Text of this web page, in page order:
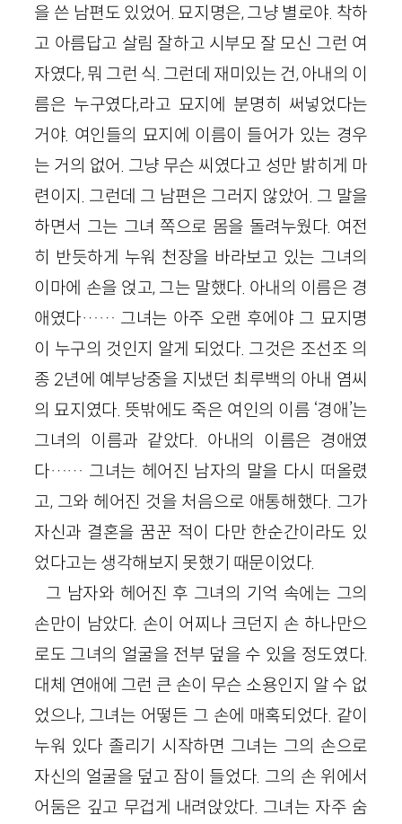
을 쓴 남편도 있었어. 묘지명은, 그냥 별로야. 착하
고 아름답고 살림 잘하고 시부모 잘 모신 그런 여
자였다, 뭐 그런 식. 그런데 재미있는 건, 아내의 이
름은 누구였다,라고 묘지에 분명히 써넣었다는
거야. 여인들의 묘지에 이름이 들어가 있는 경우
는 거의 없어. 그냥 무슨 씨였다고 성만 밝히게 마
련이지. 그런데 그 남편은 그러지 않았어. 그 말을
하면서 그는 그녀 쪽으로 몸을 돌려누웠다. 여전
히 반듯하게 누워 천장을 바라보고 있는 그녀의
이마에 손을 얹고, 그는 말했다. 아내의 이름은 경
애였다…… 그녀는 아주 오랜 후에야 그 묘지명
이 누구의 것인지 알게 되었다. 그것은 조선조 의
종 2년에 예부낭중을 지냈던 최루백의 아내 염씨
의 묘지였다. 뜻밖에도 죽은 여인의 이름 ‘경애’는
그녀의 이름과 같았다. 아내의 이름은 경애였
다…… 그녀는 헤어진 남자의 말을 다시 떠올렸
고, 그와 헤어진 것을 처음으로 애통해했다. 그가
자신과 결혼을 꿈꾼 적이 다만 한순간이라도 있
었다고는 생각해보지 못했기 때문이었다.
그 남자와 헤어진 후 그녀의 기억 속에는 그의
손만이 남았다. 손이 어찌나 크던지 손 하나만으
로도 그녀의 얼굴을 전부 덮을 수 있을 정도였다.
대체 연애에 그런 큰 손이 무슨 소용인지 알 수 없
었으나, 그녀는 어떻든 그 손에 매혹되었다. 같이
누워 있다 졸리기 시작하면 그녀는 그의 손으로
자신의 얼굴을 덮고 잠이 들었다. 그의 손 위에서
어둠은 깊고 무겁게 내려앉았다. 그녀는 자주 숨